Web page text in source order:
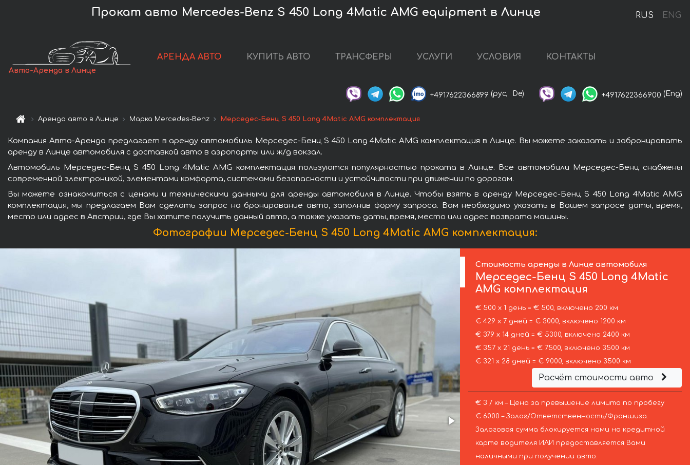
RUS ENG
Прокат авто Mercedes-Benz S 450 Long 4Matic AMG equipment в Линце
Авто-Аренда в Линце
АРЕНДА АВТО КУПИТЬ АВТО ТРАНСФЕРЫ УСЛУГИ УСЛОВИЯ КОНТАКТЫ
+4917622366899 (рус, De) +4917622366900 (Eng)
Аренда авто в Линце Марка Mercedes-Benz Мерседес-Бенц S 450 Long 4Matic AMG комплектация
Компания Авто-Аренда предлагает в аренду автомобиль Мерседес-Бенц S 450 Long 4Matic AMG комплектация в Линце. Вы можете заказать и забронировать
аренду в Линце автомобиля с доставкой авто в аэропорты или ж/д вокзал.
Автомобиль Мерседес-Бенц S 450 Long 4Matic AMG комплектация пользуются популярностью проката в Линце. Все автомобили Мерседес-Бенц снабжены
современной электроникой, элементами комфорта, системами безопасности и устойчивости при движении по дорогам.
Вы можете ознакомиться с ценами и техническими данными для аренды автомобиля в Линце. Чтобы взять в аренду Мерседес-Бенц S 450 Long 4Matic AMG
комплектация, мы предлагаем Вам сделать запрос на бронирование авто, заполнив форму запроса. Вам необходимо указать в Вашем запросе даты, время,
место или адрес в Австрии, где Вы хотите получить данный авто, а также указать даты, время, место или адрес возврата машины.
Фотографии Мерседес-Бенц S 450 Long 4Matic AMG комплектация:
Стоимость аренды в Линце автомобиля
Мерседес-Бенц S 450 Long 4Matic
AMG комплектация
€ 500 х 1 день = € 500, включено 200 км
€ 429 х 7 дней = € 3000, включено 1200 км
€ 379 х 14 дней = € 5300, включено 2400 км
€ 357 х 21 день = € 7500, включено 3500 км
€ 321 х 28 дней = € 9000, включено 3500 км
Расчёт стоимости авто
€ 3 / км – Цена за превышение лимита по пробегу
€ 6000 – Залог/Ответственность/Франшиза.
Залоговая сумма блокируется нами на кредитной
карте водителя ИЛИ предоставляется Вами
наличными при получении авто.